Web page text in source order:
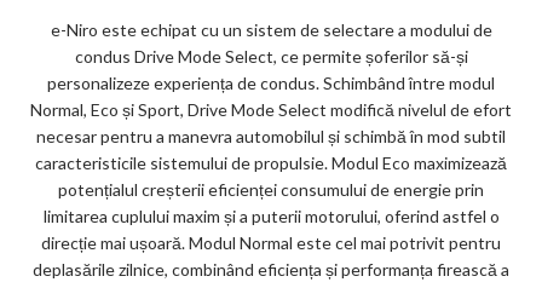
e-Niro este echipat cu un sistem de selectare a modului de
condus Drive Mode Select, ce permite șoferilor să-și
personalizeze experiența de condus. Schimbând între modul
Normal, Eco și Sport, Drive Mode Select modifică nivelul de efort
necesar pentru a manevra automobilul și schimbă în mod subtil
caracteristicile sistemului de propulsie. Modul Eco maximizează
potențialul creșterii eficienței consumului de energie prin
limitarea cuplului maxim și a puterii motorului, oferind astfel o
direcție mai ușoară. Modul Normal este cel mai potrivit pentru
deplasările zilnice, combinând eficiența și performanța firească a